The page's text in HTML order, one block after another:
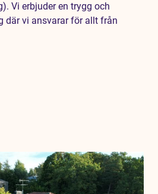
Vi erbjuder en trygg och
där vi ansvarar för allt från